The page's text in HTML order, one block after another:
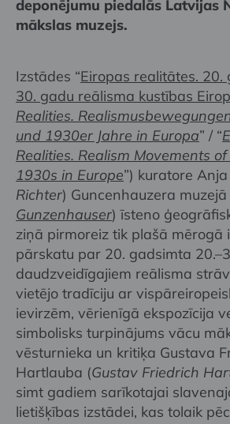
deponējumu piedalās Latvijas
mākslas muzejs.
Izstādes “Eiropas realitātes. 20.
30. gadu reālisma kustības
Realities.
und 1930er Jahre in Europa” / “
Realities. Realism Movements
1930s in Europe”) kuratore
Richter) Guncenhauzera muzejā
Gunzenhauser) īsteno
ziņā pirmoreiz tik plašā mērogā
pārskatu par 20. gadsimta
daudzveidīgajiem reālisma
vietējo tradīciju ar
ievirzēm, vērienīgā ekspozīcija
simbolisks turpinājums vācu
vēsturnieka un kritiķa Gustava
Hartlauba (Gustav Friedrich
simt gadiem sarīkotajai
lietišķības izstādei, kas tolaik